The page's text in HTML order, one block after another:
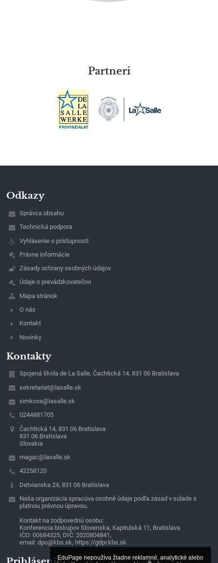
EduPage nepoužíva žiadne reklamné, analytické alebo
Partneri
Odkazy
Správca obsahu
Technická podpora
Vyhlásenie o prístupnosti
Právne informácie
Zásady ochrany osobných údajov
Údaje o prevádzkovateľovi
Mapa stránok
O nás
Kontakt
Novinky
Kontakty
Spojená škola de La Salle, Čachtická 14, 831 06 Bratislava
sekretariat@lasalle.sk
simkova@lasalle.sk
0244881705
Čachtická 14, 831 06 Bratislava
831 06 Bratislava
Slovakia
magac@lasalle.sk
42258120
Detvianska 24, 831 06 Bratislava
Naša organizácia spracúva osobné údaje podľa zásad v súlade s
platnou právnou úpravou.
Kontakt na zodpovednú osobu:
Konferencia biskupov Slovenska, Kapitulská 11, Bratislava
IČO: 00684325, DIČ: 2020804841,
email: dpo@kbs.sk, https://gdpr.kbs.sk